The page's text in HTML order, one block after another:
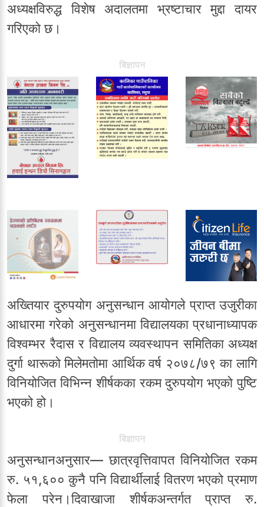
अध्यक्षविरुद्ध विशेष अदालतमा भ्रष्टाचार मुद्दा दायर
गरिएको छ।
बिज्ञापन
अख्तियार दुरुपयोग अनुसन्धान आयोगले प्राप्त उजुरीका
आधारमा गरेको अनुसन्धानमा विद्यालयका प्रधानाध्यापक
विश्वम्भर रैदास र विद्यालय व्यवस्थापन समितिका अध्यक्ष
दुर्गा थारूको मिलेमतोमा आर्थिक वर्ष २०७८/७९ का लागि
विनियोजित विभिन्न शीर्षकका रकम दुरुपयोग भएको पुष्टि
भएको हो।
बिज्ञापन
अनुसन्धानअनुसार— छात्रवृत्तिवापत विनियोजित रकम
रु. ५१,६०० कुनै पनि विद्यार्थीलाई वितरण भएको प्रमाण
फेला परेन।दिवाखाजा शीर्षकअन्तर्गत प्राप्त रु.